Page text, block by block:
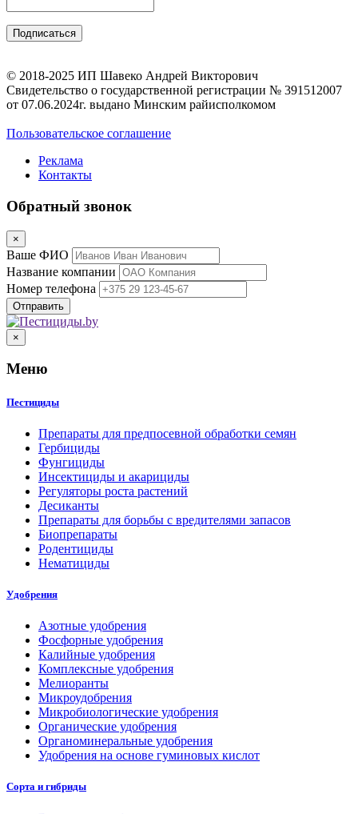
© 2018-2025 ИП Шавеко Андрей Викторович
Свидетельство о государственной регистрации № 391512007
от 07.06.2024г. выдано Минским райисполкомом
Пользовательское соглашение
Реклама
Контакты
Обратный звонок
×
Ваше ФИО
Название компании
Номер телефона
×
Меню
Пестициды
Препараты для предпосевной обработки семян
Гербициды
Фунгициды
Инсектициды и акарициды
Регуляторы роста растений
Десиканты
Препараты для борьбы с вредителями запасов
Биопрепараты
Родентициды
Нематициды
Удобрения
Азотные удобрения
Фосфорные удобрения
Калийные удобрения
Комплексные удобрения
Мелиоранты
Микроудобрения
Микробиологические удобрения
Органические удобрения
Органоминеральные удобрения
Удобрения на основе гуминовых кислот
Сорта и гибриды